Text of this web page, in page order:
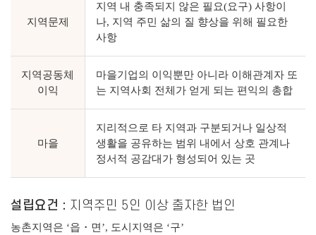
지역문제
지역 내 충족되지 않은 필요(요구) 사항이
나, 지역 주민 삶의 질 향상을 위해 필요한
사항
지역공동체
이익
마을기업의 이익뿐만 아니라 이해관계자 또
는 지역사회 전체가 얻게 되는 편익의 총합
마을
지리적으로 타 지역과 구분되거나 일상적
생활을 공유하는 범위 내에서 상호 관계나
정서적 공감대가 형성되어 있는 곳
설립요건 : 지역주민 5인 이상 출자한 법인
농촌지역은 ‘읍・면’, 도시지역은 ‘구’